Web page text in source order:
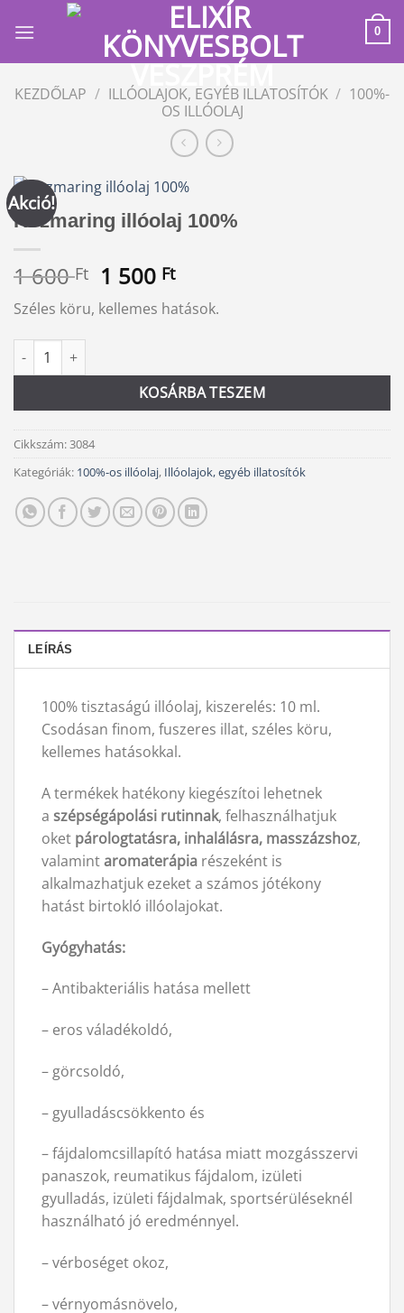
0
KEZDŐLAP / ILLÓOLAJOK, EGYÉB ILLATOSÍTÓK / 100%-
OS ILLÓOLAJ
Akció!
Rozmaring illóolaj 100%
1 600Ft Original
price
was:
1 500 FtCurrent
price
is:
Széles köru, kellemes hatások.
Rozmaring illóolaj 100% mennyiség
KOSÁRBA TESZEM
Alternative:
Cikkszám:3084
Kategóriák: 100%-os illóolaj, Illóolajok, egyéb illatosítók
LEÍRÁS
100% tisztaságú illóolaj, kiszerelés: 10 ml.
Csodásan finom, fuszeres illat, széles köru,
kellemes hatásokkal.
A termékek hatékony kiegészítoi lehetnek
a szépségápolási rutinnak, felhasználhatjuk
oket párologtatásra, inhalálásra, masszázshoz,
valamintaromaterápia részeként is
alkalmazhatjuk ezeket a számos jótékony
hatást birtokló illóolajokat.
Gyógyhatás:
– Antibakteriális hatása mellett
– eros váladékoldó,
– görcsoldó,
– gyulladáscsökkento és
– fájdalomcsillapító hatása miatt mozgásszervi
panaszok, reumatikus fájdalom, izületi
gyulladás, izületi fájdalmak, sportsérüléseknél
használható jó eredménnyel.
– vérboséget okoz,
– vérnyomásnövelo,